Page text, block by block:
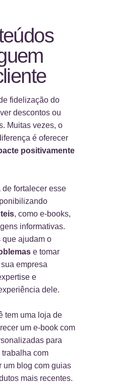
fidelização do
descontos ou
Muitas vezes, o
é oferecer
positivamente
fortalecer esse
, como e-books,
informativas.
que ajudam o
e tomar
sua empresa
e
dele.
tem uma loja de
um e-book com
para
com
um blog com guias
mais recentes.